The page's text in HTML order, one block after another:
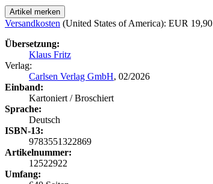
Artikel merken
Versandkosten (United States of America): EUR 19,90
Übersetzung:
Klaus Fritz
Verlag:
Carlsen Verlag GmbH, 02/2026
Einband:
Kartoniert / Broschiert
Sprache:
Deutsch
ISBN-13:
9783551322869
Artikelnummer:
12522922
Umfang: